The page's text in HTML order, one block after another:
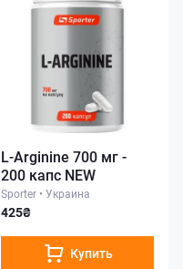
L-Arginine 700 мг -
200 капс NEW
Sporter • Украина
425₴
Купить